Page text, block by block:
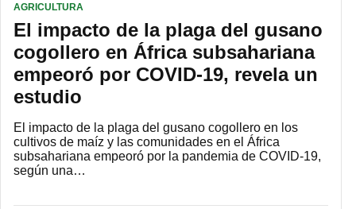
AGRICULTURA
El impacto de la plaga del gusano
cogollero en África subsahariana
empeoró por COVID-19, revela un
estudio
El impacto de la plaga del gusano cogollero en los
cultivos de maíz y las comunidades en el África
subsahariana empeoró por la pandemia de COVID-19,
según una…